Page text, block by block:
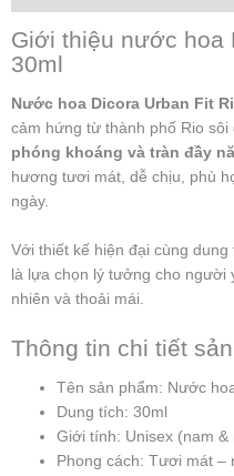
Giới thiệu nước hoa
30ml
Nước hoa Dicora Urban Fit
cảm hứng từ thành phố Rio
phóng khoáng và tràn đầy
hương tươi mát, dễ chịu, phù
ngày.
Với thiết kế hiện đại cùng
là lựa chọn lý tưởng cho người
nhiên và thoải mái.
Thông tin chi tiết
Tên sản phẩm: Nước
Dung tích: 30ml
Giới tính: Unisex (nam &
Phong cách: Tươi mát –